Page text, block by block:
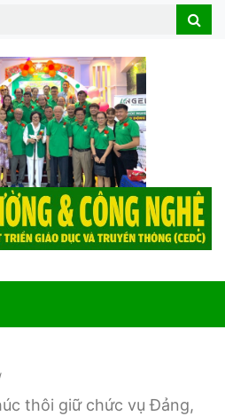
Search
thôi giữ chức vụ Đảng,